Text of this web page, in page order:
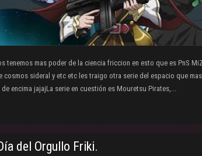
tenemos mas poder de la ciencia friccion en esto que es PnS
cosmos sideral y etc etc les traigo otra serie del espacio que
de encima jajajLa serie en cuestión es Mouretsu Pirates,...
del Orgullo Friki.